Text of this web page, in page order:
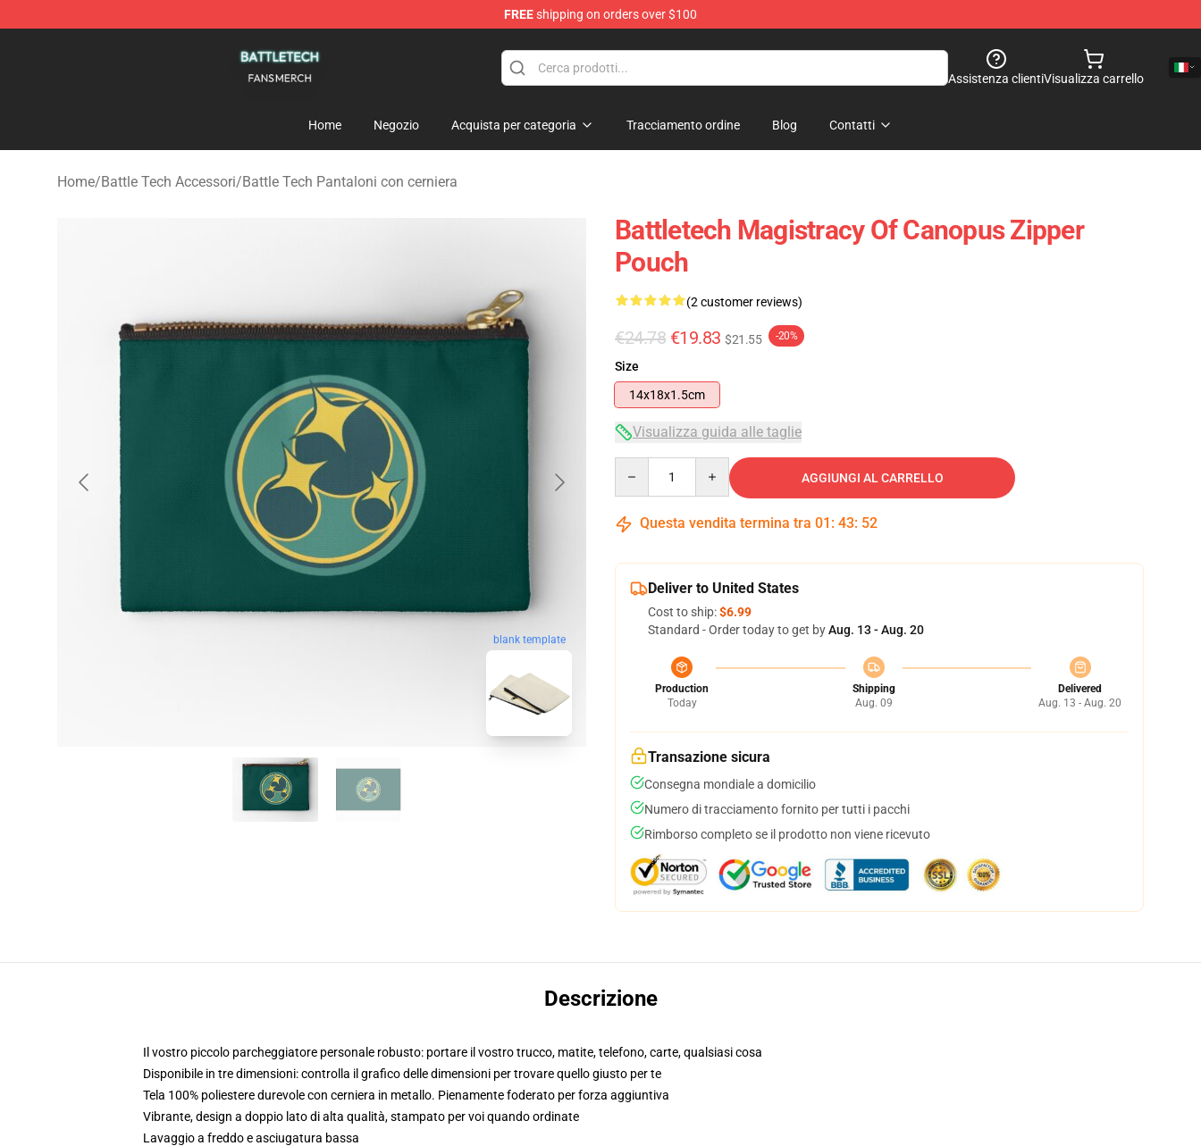
FREEshipping on orders over $100
Assistenza clientiVisualizza carrello
Home Negozio Acquista per categoria Tracciamento ordine Blog Contatti
Home/Battle Tech Accessori/Battle Tech Pantaloni con cerniera
blank template
Battletech Magistracy Of Canopus Zipper
Pouch
(2 customer reviews)
€24.78 €19.83 $21.55 -20%
Size
14x18x1.5cm
Visualizza guida alle taglie
AGGIUNGI AL CARRELLO
Questa vendita termina tra 01 : 43: 52
Deliver to United States
Cost to ship:$6.99
Standard - Order today to get byAug. 13 - Aug. 20
Production
Today
Shipping
Aug. 09
Delivered
Aug. 13 - Aug. 20
Transazione sicura
Consegna mondiale a domicilio
Numero di tracciamento fornito per tutti i pacchi
Rimborso completo se il prodotto non viene ricevuto
Descrizione
Il vostro piccolo parcheggiatore personale robusto: portare il vostro trucco, matite, telefono, carte, qualsiasi cosa
Disponibile in tre dimensioni: controlla il grafico delle dimensioni per trovare quello giusto per te
Tela 100% poliestere durevole con cerniera in metallo. Pienamente foderato per forza aggiuntiva
Vibrante, design a doppio lato di alta qualità, stampato per voi quando ordinate
Lavaggio a freddo e asciugatura bassa